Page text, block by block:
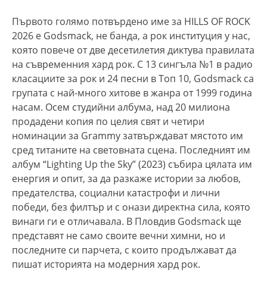
Първото голямо потвърдено име за HILLS OF ROCK
2026 е Godsmack, не банда, а рок институция у нас,
която повече от две десетилетия диктува правилата
на съвременния хард рок. С 13 сингъла №1 в радио
класациите за рок и 24 песни в Топ 10, Godsmack са
групата с най-много хитове в жанра от 1999 година
насам. Осем студийни албума, над 20 милиона
продадени копия по целия свят и четири
номинации за Grammy затвърждават мястото им
сред титаните на световната сцена. Последният им
албум “Lighting Up the Sky” (2023) събира цялата им
енергия и опит, за да разкаже истории за любов,
предателства, социални катастрофи и лични
победи, без филтър и с онази директна сила, която
винаги ги е отличавала. В Пловдив Godsmack ще
представят не само своите вечни химни, но и
последните си парчета, с които продължават да
пишат историята на модерния хард рок.